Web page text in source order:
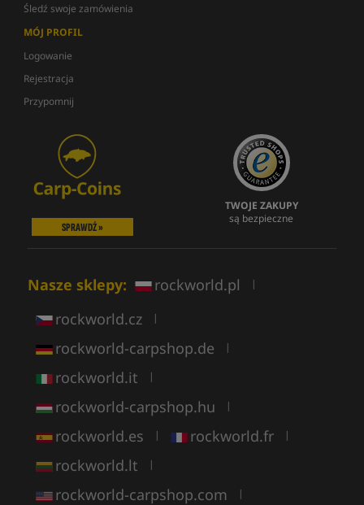
Śledź swoje zamówienia
MÓJ PROFIL
Logowanie
Rejestracja
Przypomnij
SPRAWDŹ »
TWOJE ZAKUPY
są bezpieczne
Nasze sklepy: rockworld.pl |
rockworld.cz |
rockworld-carpshop.de |
rockworld.it |
rockworld-carpshop.hu |
rockworld.es | rockworld.fr |
rockworld.lt |
rockworld-carpshop.com |